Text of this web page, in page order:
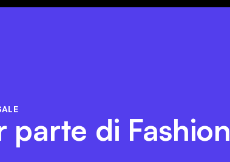
parte di Fashion